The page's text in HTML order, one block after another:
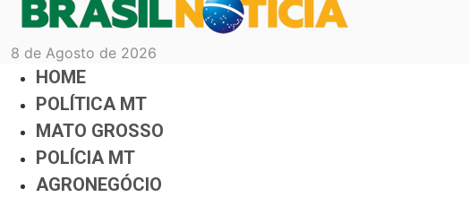
8 de Agosto de 2026
HOME
POLÍTICA MT
MATO GROSSO
POLÍCIA MT
AGRONEGÓCIO